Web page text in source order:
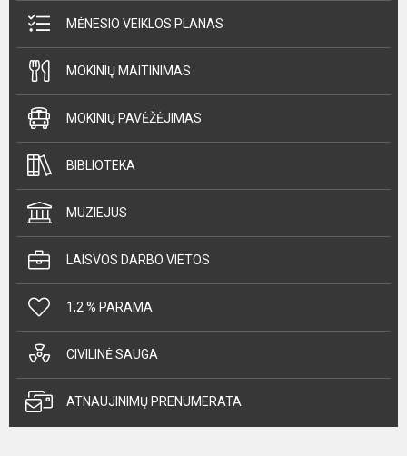
MĖNESIO VEIKLOS PLANAS
MOKINIŲ MAITINIMAS
MOKINIŲ PAVĖŽĖJIMAS
BIBLIOTEKA
MUZIEJUS
LAISVOS DARBO VIETOS
1,2 % PARAMA
CIVILINĖ SAUGA
ATNAUJINIMŲ PRENUMERATA